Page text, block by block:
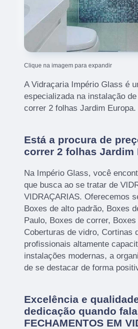
Clique na imagem para expandir
A Vidraçaria Império Glass é
especializada na instalação
correr 2 folhas Jardim Europa.
Está a procura de
correr 2 folhas Jardim
Na Império Glass, você
que busca ao se tratar de
VIDRAÇARIAS. Oferecemos
Boxes de alto padrão, Boxes
Paulo, Boxes de correr, Boxes
Coberturas de vidro, Cortinas
profissionais altamente
instalações modernas, a
de se destacar de forma
Excelência e
dedicação quando
FECHAMENTOS EM